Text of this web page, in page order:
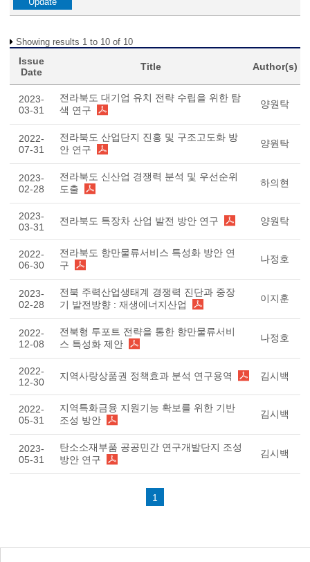
Showing results 1 to 10 of 10
Issue
Date
Title Author(s)
2023-
03-31
전라북도 대기업 유치 전략 수립을 위한 탐
색 연구
양원탁
2022-
07-31
전라북도 산업단지 진흥 및 구조고도화 방
안 연구
양원탁
2023-
02-28
전라북도 신산업 경쟁력 분석 및 우선순위
도출
하의현
2023-
03-31
전라북도 특장차 산업 발전 방안 연구 양원탁
2022-
06-30
전라북도 항만물류서비스 특성화 방안 연
구
나정호
2023-
02-28
전북 주력산업생태계 경쟁력 진단과 중장
기 발전방향 : 재생에너지산업
이지훈
2022-
12-08
전북형 투포트 전략을 통한 항만물류서비
스 특성화 제안
나정호
2022-
12-30
지역사랑상품권 정책효과 분석 연구용역 김시백
2022-
05-31
지역특화금융 지원기능 확보를 위한 기반
조성 방안
김시백
2023-
05-31
탄소소재부품 공공민간 연구개발단지 조성
방안 연구
김시백
1